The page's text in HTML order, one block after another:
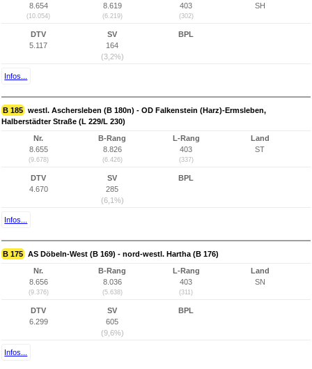
8.654
(10.054)
8.619
(6.219)
403
(302)
SH
DTV
5.117
SV
164
(3,2%)
BPL
Infos...
B 185 westl. Aschersleben (B 180n) - OD Falkenstein (Harz)-Ermsleben,
Halberstädter Straße (L 229/L 230)
Nr.
8.655
(9.678)
B-Rang
8.826
(6.426)
L-Rang
403
(337)
Land
ST
DTV
4.670
SV
285
(6,1%)
BPL
Infos...
B 175 AS Döbeln-West (B 169) - nord-westl. Hartha (B 176)
Nr.
8.656
(9.376)
B-Rang
8.036
(5.638)
L-Rang
403
(311)
Land
SN
DTV
6.299
SV
605
(9,6%)
BPL
Infos...